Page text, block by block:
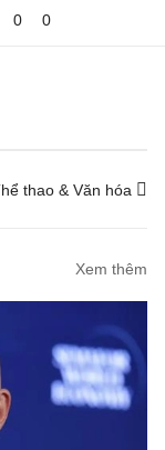
0 0
thao & Văn hóa
Xem thêm